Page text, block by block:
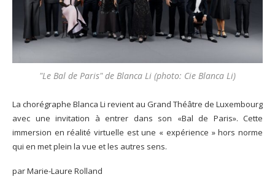
"Le Bal de Paris" de Blanca Li (photo: Cie Blanca Li)
La chorégraphe Blanca Li revient au Grand Théâtre de Luxembourg
avec une invitation à entrer dans son «Bal de Paris». Cette
immersion en réalité virtuelle est une « expérience » hors norme
qui en met plein la vue et les autres sens.
par Marie-Laure Rolland